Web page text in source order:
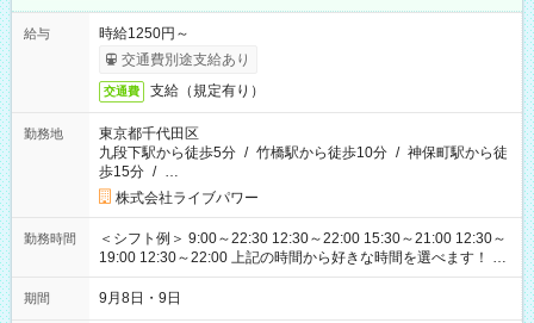
給与
時給1250円～
交通費別途支給あり
交通費 支給（規定有り）
勤務地
東京都千代田区
九段下駅から徒歩5分 / 竹橋駅から徒歩10分 / 神保町駅から徒
歩15分 / …
株式会社ライブパワー
勤務時間
＜シフト例＞ 9:00～22:30 12:30～22:00 15:30～21:00 12:30～
19:00 12:30～22:00 上記の時間から好きな時間を選べます！ ※
時間は変更となる可能性があります
期間 9月8日・9日